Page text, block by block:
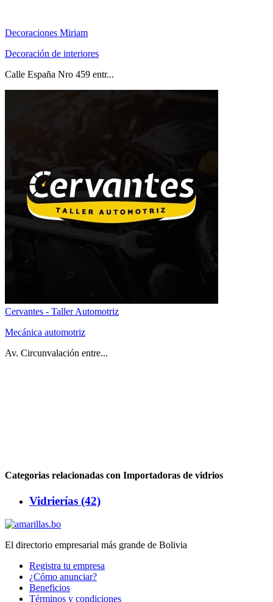
Decoraciones Miriam
Decoración de interiores
Calle España Nro 459 entr...
Cervantes - Taller Automotriz
Mecánica automotriz
Av. Circunvalación entre...
Categorias relacionadas con Importadoras de vidrios
Vidrierías (42)
El directorio empresarial más grande de Bolivia
Registra tu empresa
¿Cómo anunciar?
Beneficios
Términos y condiciones